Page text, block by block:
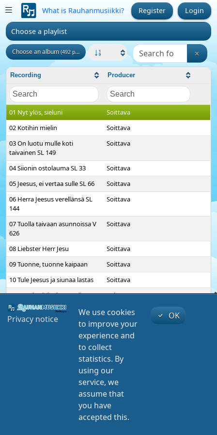
Login
Register
What is Rauhanmusiikki?
Choose a playlist
Choose an album(492 pcs)
Recording Producer
01 Nyt ylös, sieluni
Soittava
02 Kotihin mielin
Soittava
03 On luotu mulle koti
taivainen SL 149
Soittava
04 Siionin ostolauma SL 33
Soittava
05 Jeesus, ei vertaa sulle SL 66
Soittava
06 Herra Jeesus verellänsä SL
144
Soittava
07 Tuolla taivaan asunnoissa V
626
Soittava
08 Liebster Herr Jesu
Soittava
09 Tuonne, tuonne kaipaan
Soittava
10 Tule Jeesus ja siunaa lastas
Soittava
11 Mun kotini taivaassa ihana
on
Soittava
12 Taivaaseen käy matkamme V
13 Onnea oi verratonta SL 166
Soittava
Soittava
15 Oi riemun rikkautta V 629
Soittava
16 Wer nur den lieben Gott läßt
Soittava
17 Jo päivä ehtii ehtoolle V 554 Soittava
01 Nyt ylös, sieluni
Privacy notice
We use cookies
to improve your
experience and
to collect
statistics. By
using our
service, we
assume that
you have
accepted this.
OK